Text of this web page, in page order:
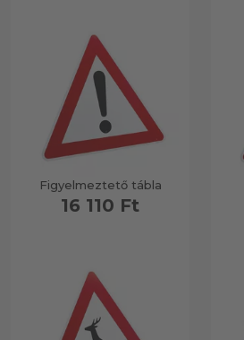
Figyelmeztető tábla
16 110 Ft